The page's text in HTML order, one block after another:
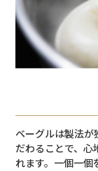
ベーグルは製法が
だわることで、心
れます。一個一個